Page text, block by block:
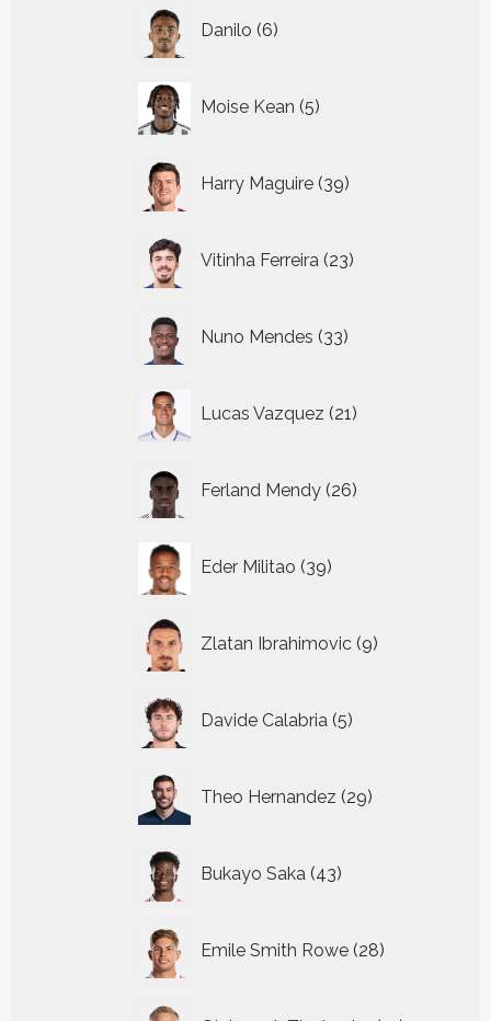
Danilo 6
producten
Moise Kean 5
producten
Harry Maguire 39
producten
Vitinha Ferreira 23
producten
Nuno Mendes 33
producten
Lucas Vazquez 21
producten
Ferland Mendy 26
producten
Eder Militao 39
producten
Zlatan Ibrahimovic 9
producten
Davide Calabria 5
producten
Theo Hernandez 29
producten
Bukayo Saka 43
producten
Emile Smith Rowe 28
producten